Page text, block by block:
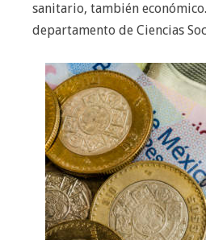
sanitario, también
departamento de Ciencias